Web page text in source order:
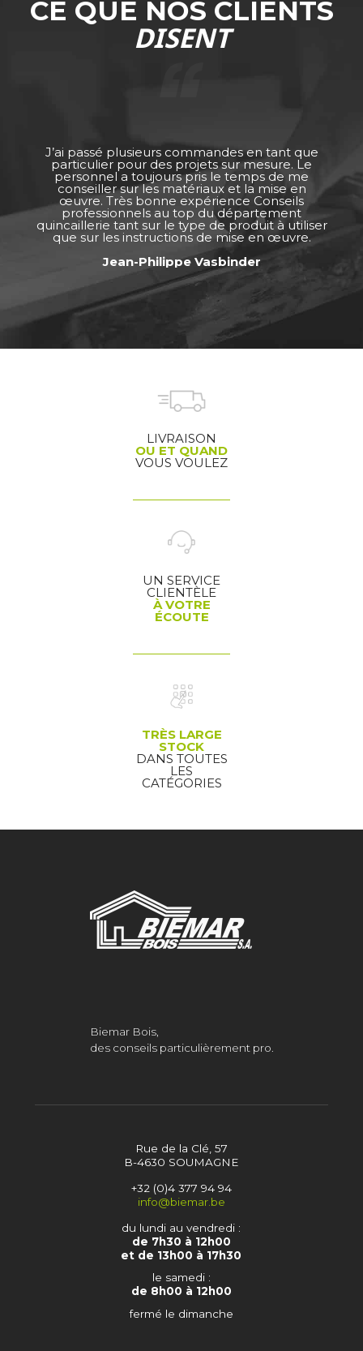
CE QUE NOS CLIENTS
DISENT
J’ai passé plusieurs commandes en tant que
particulier pour des projets sur mesure. Le
personnel a toujours pris le temps de me
conseiller sur les matériaux et la mise en
œuvre. Très bonne expérience Conseils
professionnels au top du département
quincaillerie tant sur le type de produit à utiliser
que sur les instructions de mise en œuvre.
Jean-Philippe Vasbinder
LIVRAISON
OU ET QUAND
VOUS VOULEZ
UN SERVICE
CLIENTÈLE
À VOTRE
ÉCOUTE
TRÈS LARGE
STOCK
DANS TOUTES
LES
CATÉGORIES
Biemar Bois,
des conseils particulièrement pro.
Rue de la Clé, 57
B-4630 SOUMAGNE
+32 (0)4 377 94 94
info@biemar.be
du lundi au vendredi :
de 7h30 à 12h00
et de 13h00 à 17h30
le samedi :
de 8h00 à 12h00
fermé le dimanche